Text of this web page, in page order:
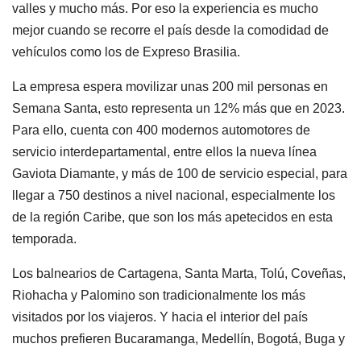
valles y mucho más. Por eso la experiencia es mucho
mejor cuando se recorre el país desde la comodidad de
vehículos como los de Expreso Brasilia.
La empresa espera movilizar unas 200 mil personas en
Semana Santa, esto representa un 12% más que en 2023.
Para ello, cuenta con 400 modernos automotores de
servicio interdepartamental, entre ellos la nueva línea
Gaviota Diamante, y más de 100 de servicio especial, para
llegar a 750 destinos a nivel nacional, especialmente los
de la región Caribe, que son los más apetecidos en esta
temporada.
Los balnearios de Cartagena, Santa Marta, Tolú, Coveñas,
Riohacha y Palomino son tradicionalmente los más
visitados por los viajeros. Y hacia el interior del país
muchos prefieren Bucaramanga, Medellín, Bogotá, Buga y